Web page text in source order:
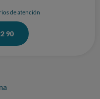
de atención
90